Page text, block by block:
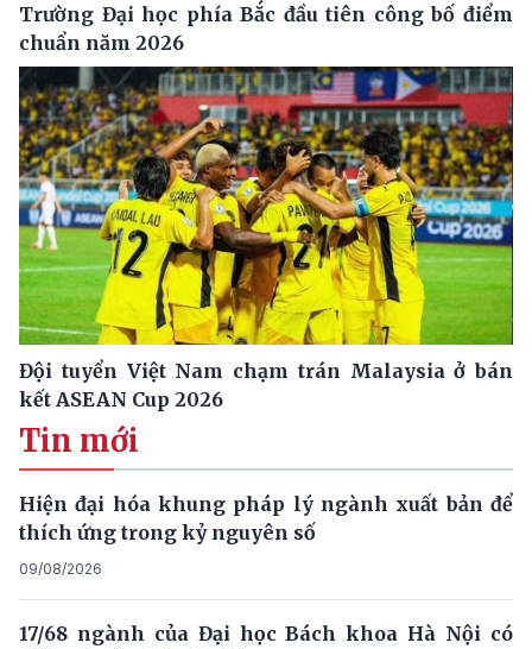
Trường Đại học phía Bắc đầu tiên công bố điểm
chuẩn năm 2026
Đội tuyển Việt Nam chạm trán Malaysia ở bán
kết ASEAN Cup 2026
Tin mới
Hiện đại hóa khung pháp lý ngành xuất bản để
thích ứng trong kỷ nguyên số
09/08/2026
17/68 ngành của Đại học Bách khoa Hà Nội có